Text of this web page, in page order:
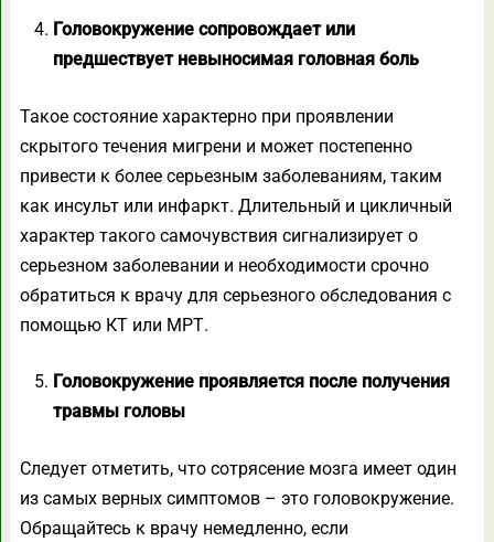
Головокружение сопровождает или
предшествует невыносимая головная боль
Такое состояние характерно при проявлении
скрытого течения мигрени и может постепенно
привести к более серьезным заболеваниям, таким
как инсульт или инфаркт. Длительный и цикличный
характер такого самочувствия сигнализирует о
серьезном заболевании и необходимости срочно
обратиться к врачу для серьезного обследования с
помощью КТ или МРТ.
Головокружение проявляется после получения
травмы головы
Следует отметить, что сотрясение мозга имеет один
из самых верных симптомов – это головокружение.
Обращайтесь к врачу немедленно, если